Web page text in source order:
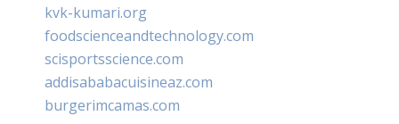
kvk-kumari.org
foodscienceandtechnology.com
scisportsscience.com
addisababacuisineaz.com
burgerimcamas.com